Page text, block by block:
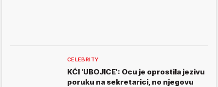
CELEBRITY
KĆI 'UBOJICE': Ocu je oprostila jezivu
poruku na sekretarici, no njegovu